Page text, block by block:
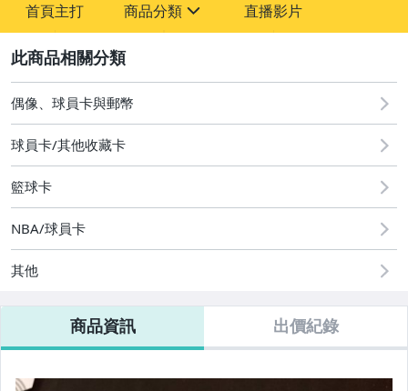
首頁主打 商品分類
偶像、球員卡與郵幣
直播影片
偶像、球員卡與郵幣
球員卡/其他收藏卡
籃球卡
NBA/球員卡
其他
商品資訊 出價紀錄